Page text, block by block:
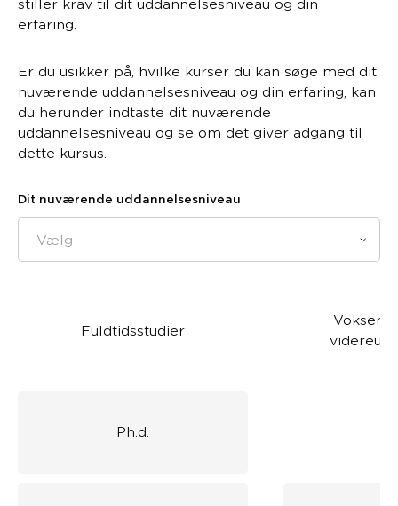
stiller krav til dit uddannelsesniveau og din
erfaring.
Er du usikker på, hvilke kurser du kan søge med dit
nuværende uddannelsesniveau og din erfaring, kan
du herunder indtaste dit nuværende
uddannelsesniveau og se om det giver adgang til
dette kursus.
Dit nuværende uddannelsesniveau
Vælg
Fuldtidsstudier
Ph.d.
Voksen-